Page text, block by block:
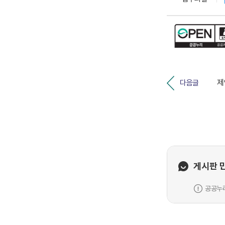
다음글
게시판
공공누